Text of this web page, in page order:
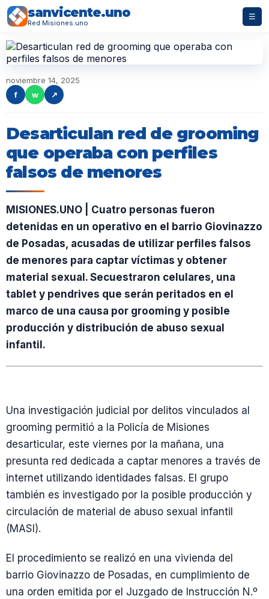
sanvicente.uno
Red Misiones.uno
☰
noviembre 14, 2025
f
w ↗
Desarticulan red de grooming
que operaba con perfiles
falsos de menores
MISIONES.UNO | Cuatro personas fueron
detenidas en un operativo en el barrio Giovinazzo
de Posadas, acusadas de utilizar perfiles falsos
de menores para captar víctimas y obtener
material sexual. Secuestraron celulares, una
tablet y pendrives que serán peritados en el
marco de una causa por grooming y posible
producción y distribución de abuso sexual
infantil.
Una investigación judicial por delitos vinculados al
grooming permitió a la Policía de Misiones
desarticular, este viernes por la mañana, una
presunta red dedicada a captar menores a través de
internet utilizando identidades falsas. El grupo
también es investigado por la posible producción y
circulación de material de abuso sexual infantil
(MASI).
El procedimiento se realizó en una vivienda del
barrio Giovinazzo de Posadas, en cumplimiento de
una orden emitida por el Juzgado de Instrucción N.º